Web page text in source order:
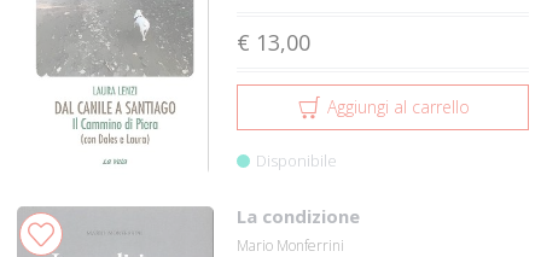
€ 13,00
Aggiungi al carrello
Disponibile
La condizione
Mario Monferrini